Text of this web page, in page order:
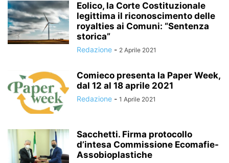
Eolico, la Corte Costituzionale
legittima il riconoscimento delle
royalties ai Comuni: “Sentenza
storica”
Redazione - 2 Aprile 2021
Comieco presenta la Paper Week,
dal 12 al 18 aprile 2021
Redazione - 1 Aprile 2021
Sacchetti. Firma protocollo
d’intesa Commissione Ecomafie-
Assobioplastiche